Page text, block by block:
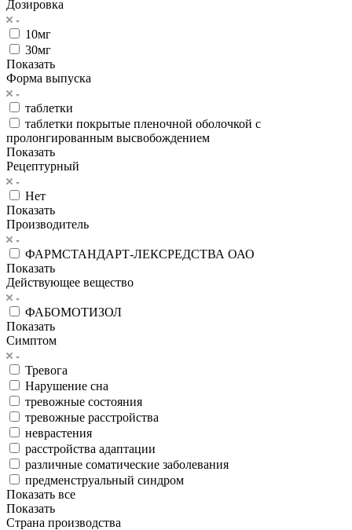
Дозировка
10мг
30мг
Показать
Форма выпуска
таблетки
таблетки покрытые пленочной оболочкой с
пролонгированным высвобождением
Показать
Рецептурный
Нет
Показать
Производитель
ФАРМСТАНДАРТ-ЛЕКСРЕДСТВА ОАО
Показать
Действующее вещество
ФАБОМОТИЗОЛ
Показать
Симптом
Тревога
Нарушение сна
тревожные состояния
тревожные расстройства
неврастения
расстройства адаптации
различные соматические заболевания
предменструальный синдром
Показать все
Показать
Страна производства